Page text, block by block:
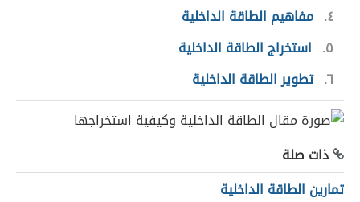
٤ مفاهيم الطاقة الداخلية
٥
استخراج الطاقة الداخلية
٦ تطوير الطاقة الداخلية
ذات صلة
تمارين الطاقة الداخلية